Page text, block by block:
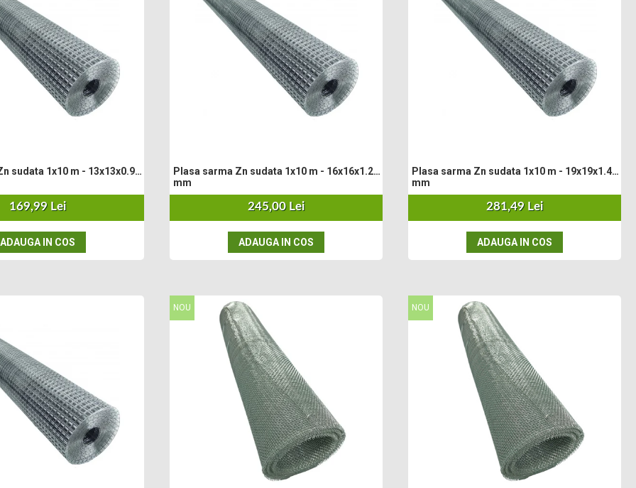
sudata 1x10 m - 13x13x0.9
169,99 Lei
ADAUGA IN COS
Plasa sarma Zn sudata 1x10 m - 16x16x1.20
mm
245,00 Lei
ADAUGA IN COS
Plasa sarma Zn sudata 1x10 m - 19x19x1.45
mm
281,49 Lei
ADAUGA IN COS
NOU NOU